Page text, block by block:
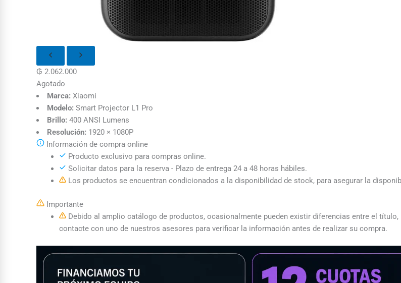
₲ 2.062.000
Agotado
Marca: Xiaomi
Modelo: Smart Projector L1 Pro
Brillo: 400 ANSI Lumens
Resolución: 1920 × 1080P
Información de compra online
Producto exclusivo para compras online.
Solicitar datos para la reserva - Plazo de entrega 24 a 48 horas hábiles.
Los productos se encuentran condicionados a la disponibilidad de stock, para asegurar la
Importante
Debido al amplio catálogo de productos, ocasionalmente pueden existir diferencias entre el
contacte con uno de nuestros asesores para verificar la información antes de realizar su compra.